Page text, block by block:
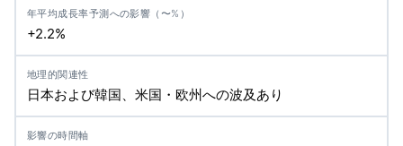
+2.2%
日本および韓国、米国・欧州への波及あり